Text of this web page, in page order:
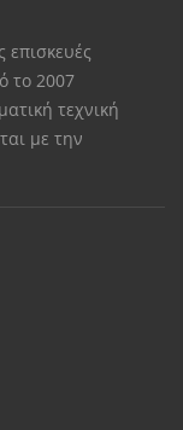
επισκευές
το 2007
τεχνική
με την